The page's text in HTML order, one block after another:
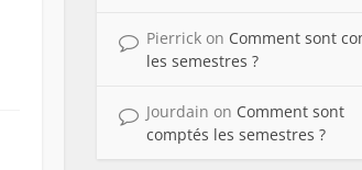
Pierrick on Comment sont
les semestres ?
Jourdain on Comment sont
comptés les semestres ?